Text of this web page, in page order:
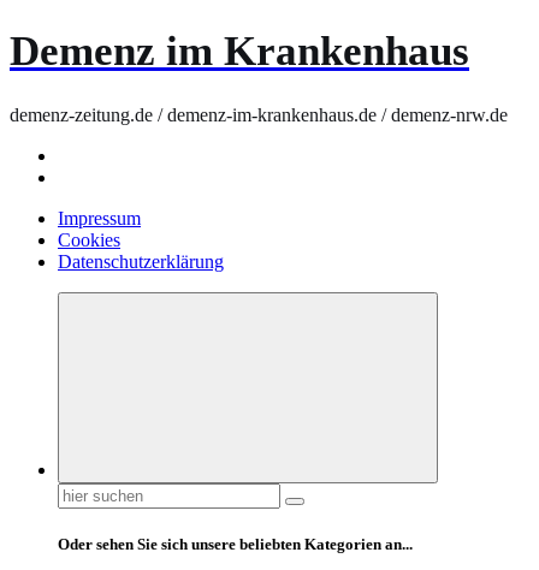
Demenz im Krankenhaus
demenz-zeitung.de / demenz-im-krankenhaus.de / demenz-nrw.de
Impressum
Cookies
Datenschutzerklärung
Suchen
nach:
Oder sehen Sie sich unsere beliebten Kategorien an...